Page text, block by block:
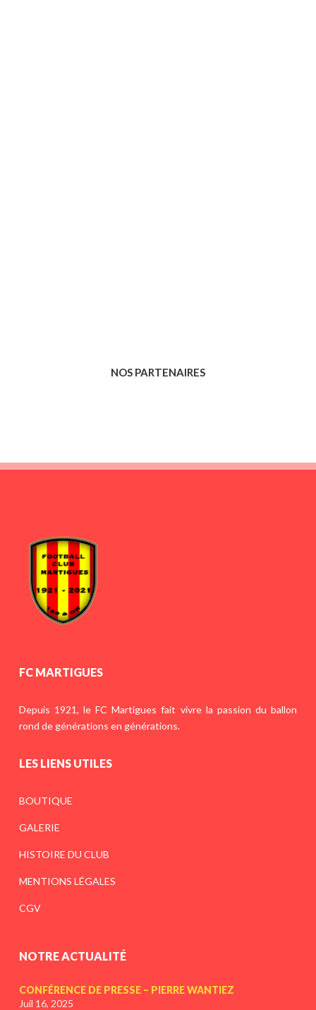
NOS PARTENAIRES
FC MARTIGUES
Depuis 1921, le FC Martigues fait vivre la passion du ballon
rond de générations en générations.
LES LIENS UTILES
BOUTIQUE
GALERIE
HISTOIRE DU CLUB
MENTIONS LÉGALES
CGV
NOTRE ACTUALITÉ
CONFÉRENCE DE PRESSE – PIERRE WANTIEZ
Juil 16, 2025